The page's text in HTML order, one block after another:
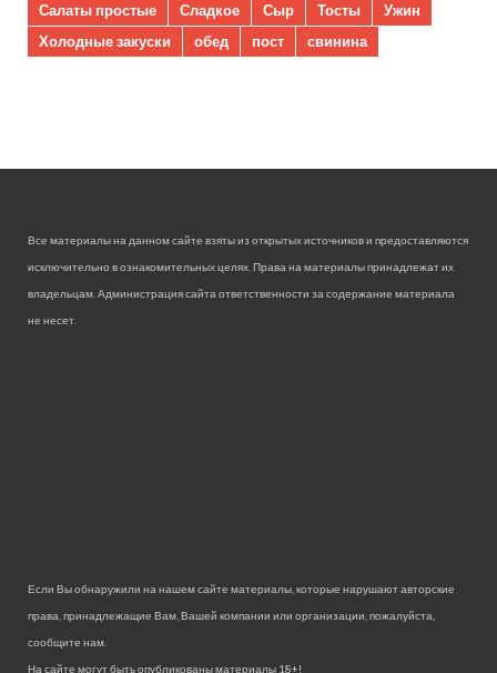
Салаты простые
Сладкое Сыр Тосты
Ужин
Холодные закуски
обед пост свинина
Все материалы на данном сайте взяты из открытых источников и предоставляются
исключительно в ознакомительных целях. Права на материалы принадлежат их
владельцам. Администрация сайта ответственности за содержание материала
не несет.
Если Вы обнаружили на нашем сайте материалы, которые нарушают авторские
права, принадлежащие Вам, Вашей компании или организации, пожалуйста,
сообщите нам.
На сайте могут быть опубликованы материалы 18+!